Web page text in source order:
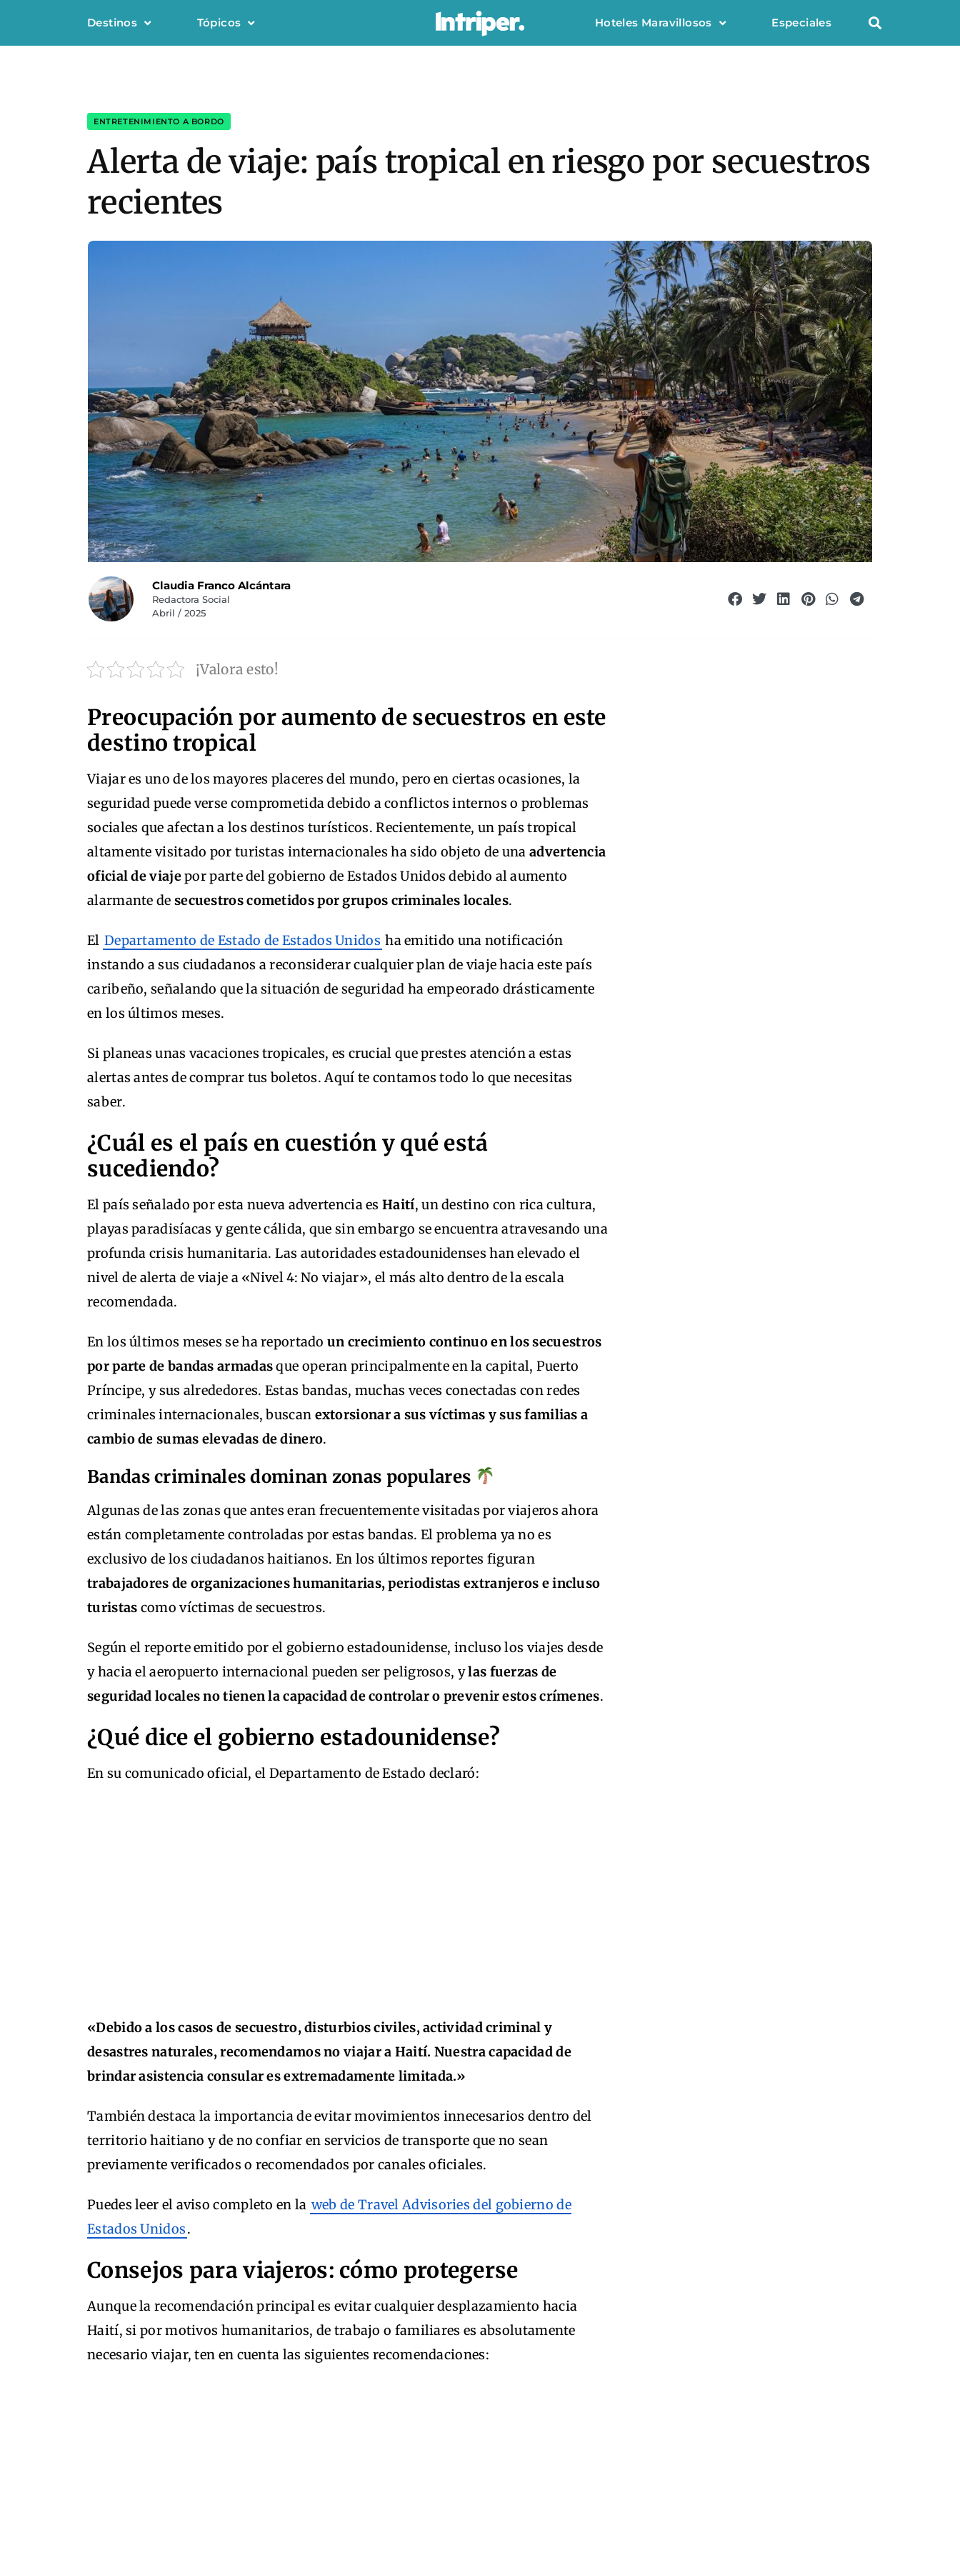
Destinos Tópicos Hoteles Maravillosos Especiales
ENTRETENIMIENTO A BORDO
Alerta de viaje: país tropical en riesgo por secuestros
recientes
Claudia Franco Alcántara
Redactora Social
Abril / 2025
¡Valora esto!
Preocupación por aumento de secuestros en este
destino tropical
Viajar es uno de los mayores placeres del mundo, pero en ciertas ocasiones, la
seguridad puede verse comprometida debido a conflictos internos o problemas
sociales que afectan a los destinos turísticos. Recientemente, un país tropical
altamente visitado por turistas internacionales ha sido objeto de una advertencia
oficial de viajepor parte del gobierno de Estados Unidos debido al aumento
alarmante de secuestros cometidos por grupos criminales locales.
El Departamento de Estado de Estados Unidos ha emitido una notificación
instando a sus ciudadanos a reconsiderar cualquier plan de viaje hacia este país
caribeño, señalando que la situación de seguridad ha empeorado drásticamente
en los últimos meses.
Si planeas unas vacaciones tropicales, es crucial que prestes atención a estas
alertas antes de comprar tus boletos. Aquí te contamos todo lo que necesitas
saber.
¿Cuál es el país en cuestión y qué está
sucediendo?
El país señalado por esta nueva advertencia esHaití, un destino con rica cultura,
playas paradisíacas y gente cálida, que sin embargo se encuentra atravesando una
profunda crisis humanitaria. Las autoridades estadounidenses han elevado el
nivel de alerta de viaje a «Nivel 4: No viajar», el más alto dentro de la escala
recomendada.
En los últimos meses se ha reportadoun crecimiento continuo en los secuestros
por parte de bandas armadasque operan principalmente en la capital, Puerto
Príncipe, y sus alrededores. Estas bandas, muchas veces conectadas con redes
criminales internacionales, buscan extorsionar a sus víctimas y sus familias a
cambio de sumas elevadas de dinero.
Bandas criminales dominan zonas populares
Algunas de las zonas que antes eran frecuentemente visitadas por viajeros ahora
están completamente controladas por estas bandas. El problema ya no es
exclusivo de los ciudadanos haitianos. En los últimos reportes figuran
trabajadores de organizaciones humanitarias, periodistas extranjeros e incluso
turistas como víctimas de secuestros.
Según el reporte emitido por el gobierno estadounidense, incluso los viajes desde
y hacia el aeropuerto internacional pueden ser peligrosos, ylas fuerzas de
seguridad locales no tienen la capacidad de controlar o prevenir estos crímenes.
¿Qué dice el gobierno estadounidense?
En su comunicado oficial, el Departamento de Estado declaró:
«Debido a los casos de secuestro, disturbios civiles, actividad criminal y
desastres naturales, recomendamos no viajar a Haití. Nuestra capacidad de
brindar asistencia consular es extremadamente limitada.»
También destaca la importancia de evitar movimientos innecesarios dentro del
territorio haitiano y de no confiar en servicios de transporte que no sean
previamente verificados o recomendados por canales oficiales.
Puedes leer el aviso completo en la web de Travel Advisories del gobierno de
Estados Unidos.
Consejos para viajeros: cómo protegerse
Aunque la recomendación principal es evitar cualquier desplazamiento hacia
Haití, si por motivos humanitarios, de trabajo o familiares es absolutamente
necesario viajar, ten en cuenta las siguientes recomendaciones: